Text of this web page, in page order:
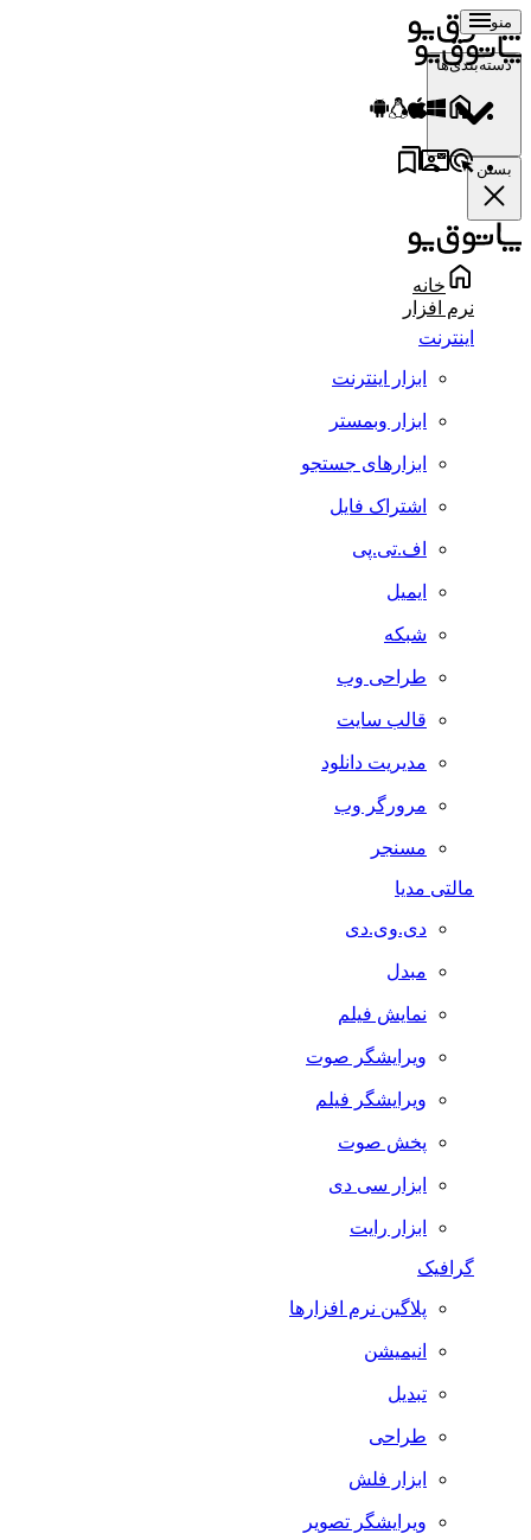
منو
دسته‌بندی‌ها
بستن
خانه
نرم افزار
اینترنت
ابزار اینترنت
ابزار وبمستر
ابزارهای جستجو
اشتراک فایل
اف.تی.پی
ایمیل
شبکه
طراحی وب
قالب سایت
مدیریت دانلود
مرورگر وب
مسنجر
مالتی مدیا
دی.وی.دی
مبدل
نمایش فیلم
ویرایشگر صوت
ویرایشگر فیلم
پخش صوت
ابزار سی دی
ابزار رایت
گرافیک
پلاگین نرم افزارها
انیمیشن
تبدیل
طراحی
ابزار فلش
ویرایشگر تصویر